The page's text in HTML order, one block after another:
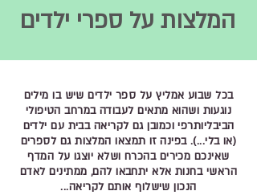
המלצות על ספרי ילדים
בכל שבוע אמליץ על ספר ילדים שיש בו מילים
נוגעות ושהוא מתאים לעבודה במרחב הטיפולי
הביבליותרפי וכמובן גם לקריאה בבית עם ילדים
(או בלי...). בפינה זו תמצאו המלצות גם לספרים
שאינכם מכירים בהכרח ושלא יוצגו על המדף
הראשי בחנות אלא יתחבאו להם, ממתינים לאדם
הנכון שישלוף אותם לקריאה...